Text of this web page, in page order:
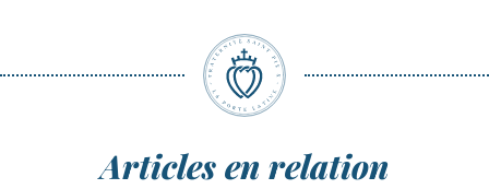
Articles en relation